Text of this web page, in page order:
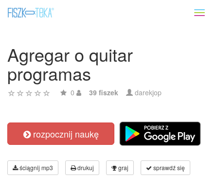
Agregar o quitar
programas
0 39 fiszek darekjop
rozpocznij naukę
ściągnij mp3 drukuj graj sprawdź się